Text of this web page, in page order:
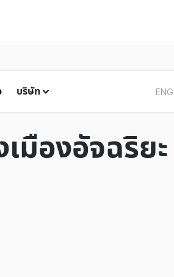
บริษัท ENG
มืองอัจฉริยะ